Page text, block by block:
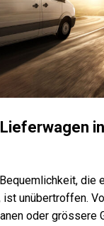
die
ist unübertroffen.
oder grössere